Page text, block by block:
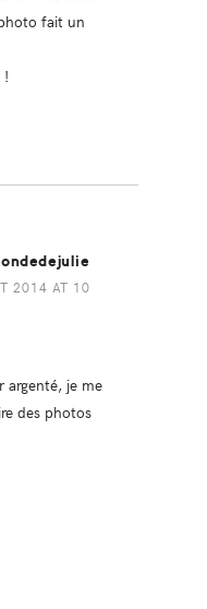
fait un
!
2014 AT 10
argenté, je me
des photos